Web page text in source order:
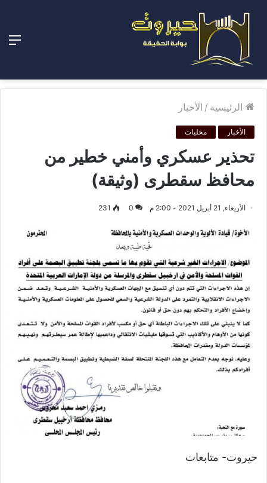
الرئيسية / الأخبار
الأخبار محليات
تحذير عسكري وأمني خطير من
محافظ سقطرى (وثيقة)
الأربعاء, 21 أبريل 2021 - 2:00 م 0
231
حيروت- متابعات